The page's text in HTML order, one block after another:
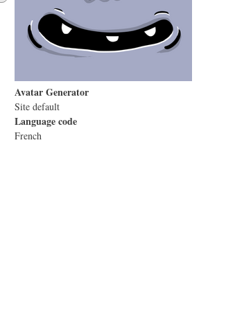
Avatar Generator
Site default
Language code
French